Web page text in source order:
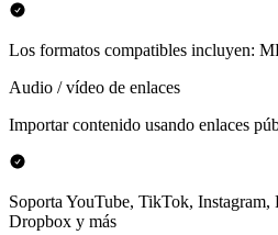
Los formatos compatibles incluyen:
Audio / vídeo de enlaces
Importar contenido usando enlaces
Soporta YouTube, TikTok,
Dropbox y más